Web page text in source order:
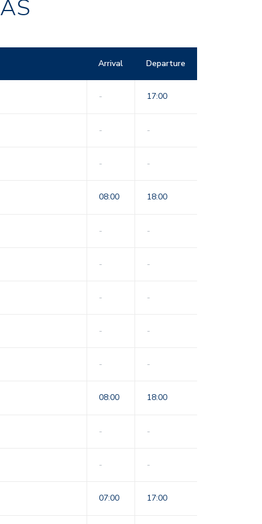
Arrival Departure
- 17:00
- -
- -
08:00 18:00
- -
- -
- -
- -
- -
08:00 18:00
- -
- -
07:00 17:00